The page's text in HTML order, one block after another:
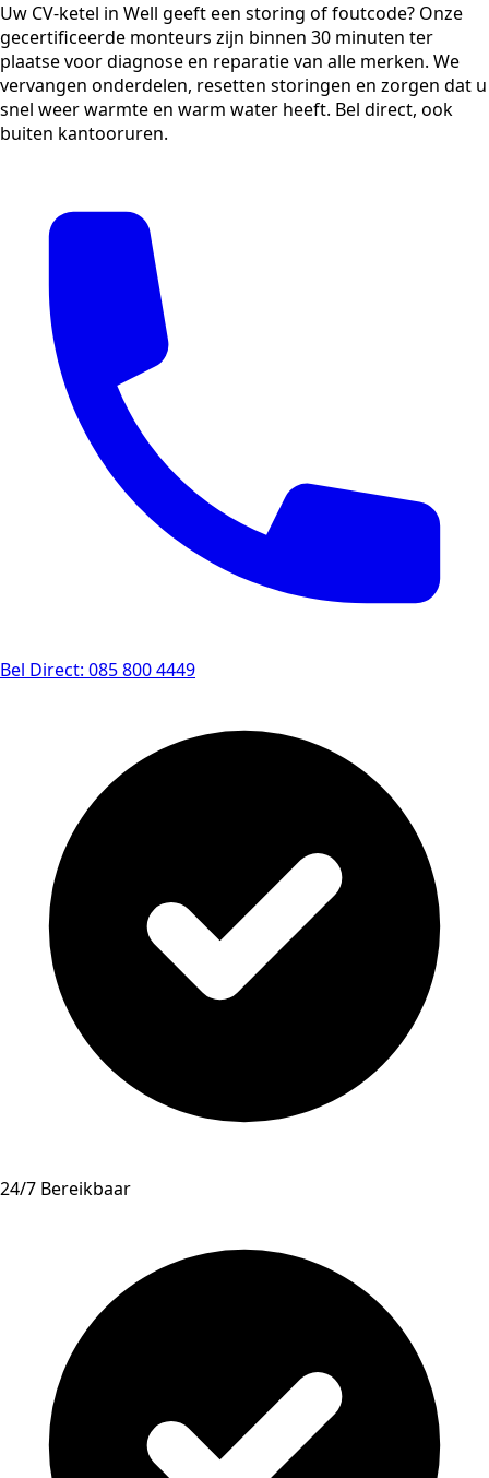
Uw CV-ketel in Well geeft een storing of foutcode? Onze
gecertificeerde monteurs zijn binnen 30 minuten ter
plaatse voor diagnose en reparatie van alle merken. We
vervangen onderdelen, resetten storingen en zorgen dat u
snel weer warmte en warm water heeft. Bel direct, ook
buiten kantooruren.
Bel Direct: 085 800 4449
24/7 Bereikbaar